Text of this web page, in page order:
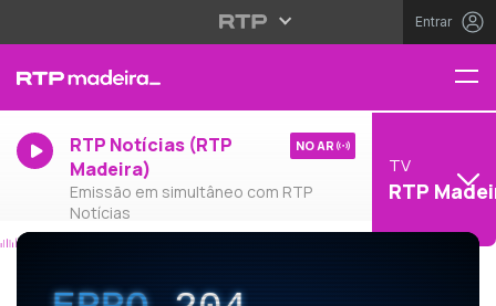
Entrar
RTP Notícias (RTP
Madeira)
Emissão em simultâneo com RTP
Notícias
NO AR
TV
RTP